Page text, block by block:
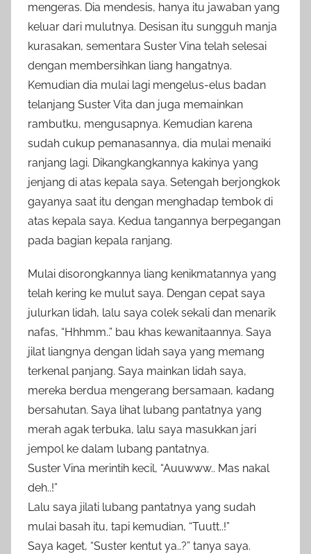
mengeras. Dia mendesis, hanya itu jawaban yang
keluar dari mulutnya. Desisan itu sungguh manja
kurasakan, sementara Suster Vina telah selesai
dengan membersihkan liang hangatnya.
Kemudian dia mulai lagi mengelus-elus badan
telanjang Suster Vita dan juga memainkan
rambutku, mengusapnya. Kemudian karena
sudah cukup pemanasannya, dia mulai menaiki
ranjang lagi. Dikangkangkannya kakinya yang
jenjang di atas kepala saya. Setengah berjongkok
gayanya saat itu dengan menghadap tembok di
atas kepala saya. Kedua tangannya berpegangan
pada bagian kepala ranjang.
Mulai disorongkannya liang kenikmatannya yang
telah kering ke mulut saya. Dengan cepat saya
julurkan lidah, lalu saya colek sekali dan menarik
nafas, “Hhhmm..” bau khas kewanitaannya. Saya
jilat liangnya dengan lidah saya yang memang
terkenal panjang. Saya mainkan lidah saya,
mereka berdua mengerang bersamaan, kadang
bersahutan. Saya lihat lubang pantatnya yang
merah agak terbuka, lalu saya masukkan jari
jempol ke dalam lubang pantatnya.
Suster Vina merintih kecil, “Auuwww.. Mas nakal
deh..!”
Lalu saya jilati lubang pantatnya yang sudah
mulai basah itu, tapi kemudian, “Tuutt..!”
Saya kaget, “Suster kentut ya..?” tanya saya.